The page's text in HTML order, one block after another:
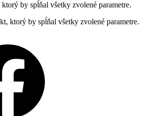
by spĺňal všetky zvolené parametre.